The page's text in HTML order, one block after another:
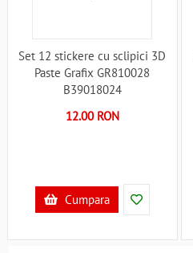
Set 12 stickere cu sclipici 3D
Paste Grafix GR810028
B39018024
12.00 RON
Cumpara